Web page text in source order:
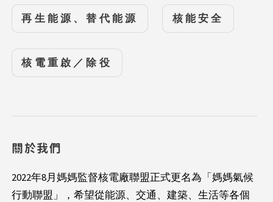
再生能源、替代能源 核能安全
核電重啟／除役
關於我們
2022年8月媽媽監督核電廠聯盟正式更名為「媽媽氣候
行動聯盟」，希望從能源、交通、建築、生活等各個